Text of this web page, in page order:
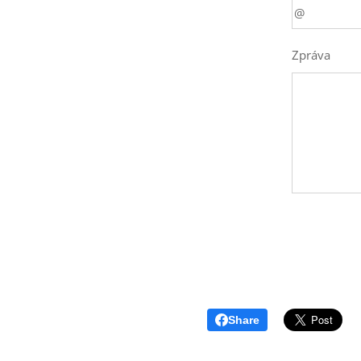
Zpráva
Share